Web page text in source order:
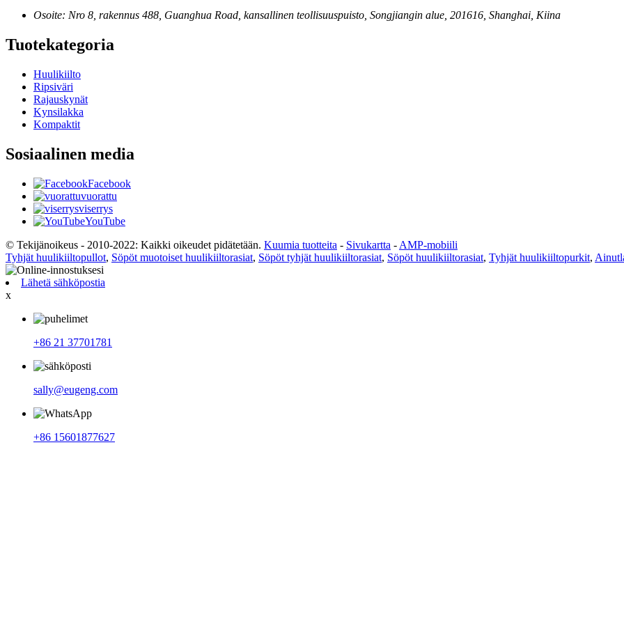
Osoite: Nro 8, rakennus 488, Guanghua Road, kansallinen teollisuuspuisto, Songjiangin alue, 201616, Shanghai, Kiina
Tuotekategoria
Huulikiilto
Ripsiväri
Rajauskynät
Kynsilakka
Kompaktit
Sosiaalinen media
Facebook
vuorattu
viserrys
YouTube
© Tekijänoikeus - 2010-2022: Kaikki oikeudet pidätetään. Kuumia tuotteita - Sivukartta - AMP-mobiili
Tyhjät huulikiiltopullot, Söpöt muotoiset huulikiiltorasiat, Söpöt tyhjät huulikiiltorasiat, Söpöt huulikiiltorasiat, Tyhjät huulikiiltopurkit,
Lähetä sähköpostia
x
+86 21 37701781
sally@eugeng.com
+86 15601877627